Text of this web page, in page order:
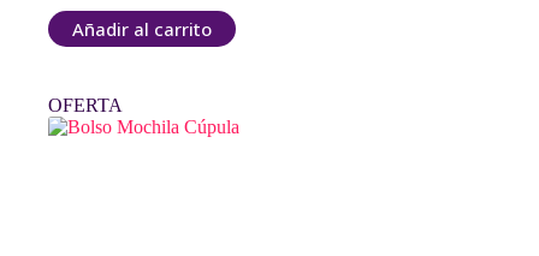
Añadir al carrito
OFERTA